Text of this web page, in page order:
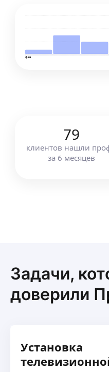
фев
79
клиентов нашли
за 6 месяцев
Задачи,
доверили
Установка